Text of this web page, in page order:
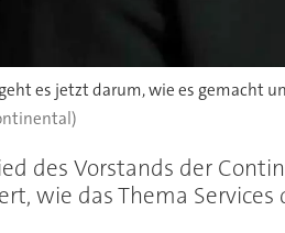
es jetzt darum, wie es gemacht
des Vorstands der
wie das Thema